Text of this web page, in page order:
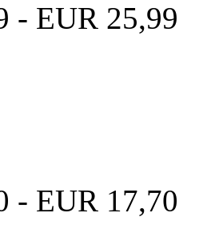
- EUR 25,99
- EUR 17,70